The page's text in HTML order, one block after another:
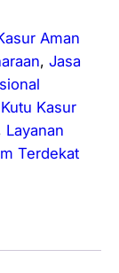
Aman
, Jasa
Kasur
Layanan
Terdekat